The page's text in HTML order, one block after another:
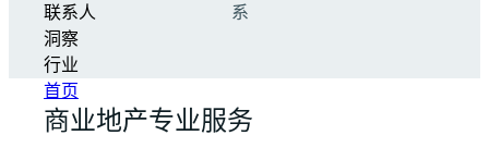
联系人
洞察
行业
系
首页
商业地产专业服务